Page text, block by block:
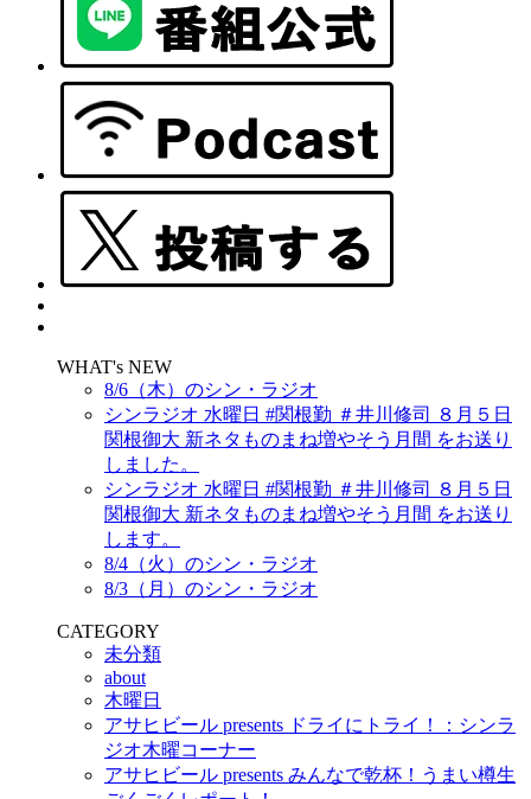
WHAT's NEW
8/6（木）のシン・ラジオ
シンラジオ 水曜日 #関根勤 ＃井川修司 ８月５日
関根御大 新ネタものまね増やそう月間 をお送り
しました。
シンラジオ 水曜日 #関根勤 ＃井川修司 ８月５日
関根御大 新ネタものまね増やそう月間 をお送り
します。
8/4（火）のシン・ラジオ
8/3（月）のシン・ラジオ
CATEGORY
未分類
about
木曜日
アサヒビール presents ドライにトライ！：シンラ
ジオ木曜コーナー
アサヒビール presents みんなで乾杯！うまい樽生